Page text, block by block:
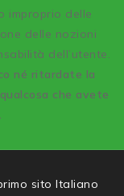
improprio delle
delle nozioni
dell’utente.
né ritardate la
che avete
sito Italiano